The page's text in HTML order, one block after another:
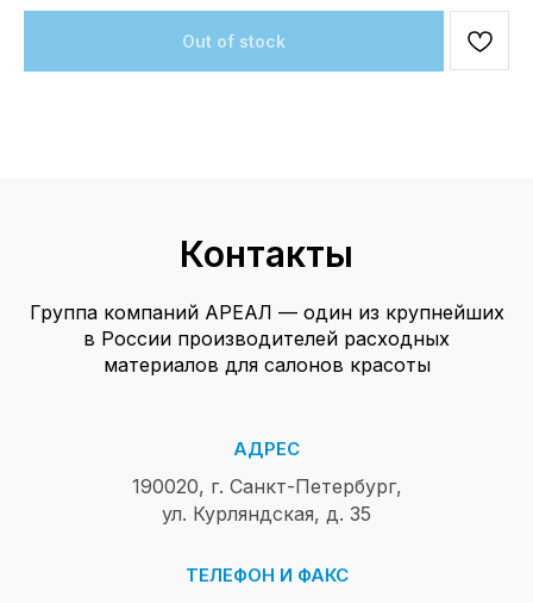
Out of stock
Контакты
Группа компаний АРЕАЛ — один из крупнейших
в России производителей расходных
материалов для салонов красоты
АДРЕС
190020, г. Санкт-Петербург,
ул. Курляндская, д. 35
ТЕЛЕФОН И ФАКС